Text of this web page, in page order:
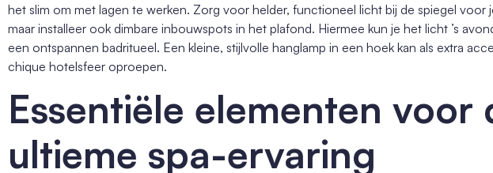
het slim om met lagen te werken. Zorg voor helder, functioneel licht bij de spiegel voor
maar installeer ook dimbare inbouwspots in het plafond. Hiermee kun je het licht ’s
een ontspannen badritueel. Een kleine, stijlvolle hanglamp in een hoek kan als extra
chique hotelsfeer oproepen.
Essentiële elementen voor
ultieme spa-ervaring